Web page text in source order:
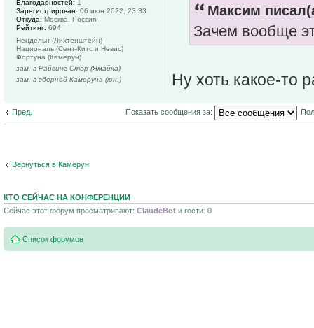
Максим
Зачем вообще
Ну хоть какое-то
Благодарностей: 1
Зарегистрирован: 06 июн 2022, 23:33
Откуда: Москва, Россия
Рейтинг: 694
Нендельн (Лихтенштейн)
Националь (Сент-Китс и Невис)
Фортуна (Камерун)
зам. в Райсинг Стар (Ямайка)
зам. в сборной Камеруна (юн.)
Пред. Показать сообщения за:
Вернуться в Камерун
КТО СЕЙЧАС НА КОНФЕРЕНЦИИ
Сейчас этот форум просматривают: ClaudeBot и гости: 0
Список форумов